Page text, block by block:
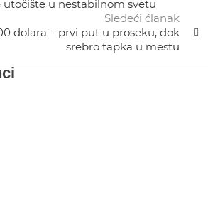
utočište u nestabilnom svetu
Sledeći ćlanak
dolara – prvi put u proseku, dok
srebro tapka u mestu